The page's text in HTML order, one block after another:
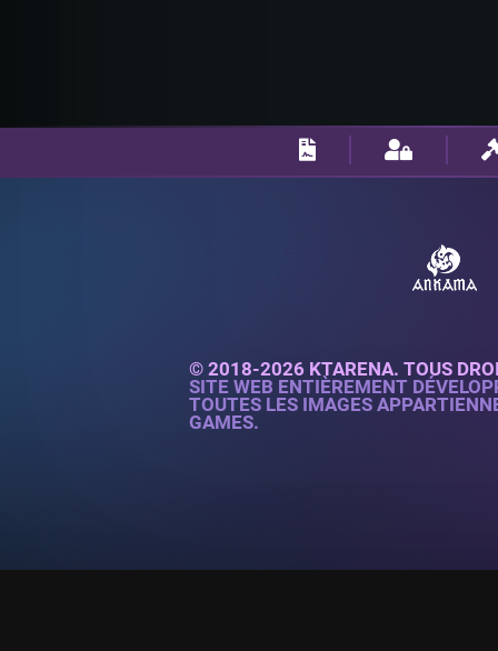
© 2018-2026 KTARENA. TOUS
SITE WEB ENTIÈREMENT
TOUTES LES IMAGES
GAMES.